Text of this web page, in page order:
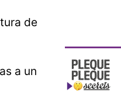
de
a un